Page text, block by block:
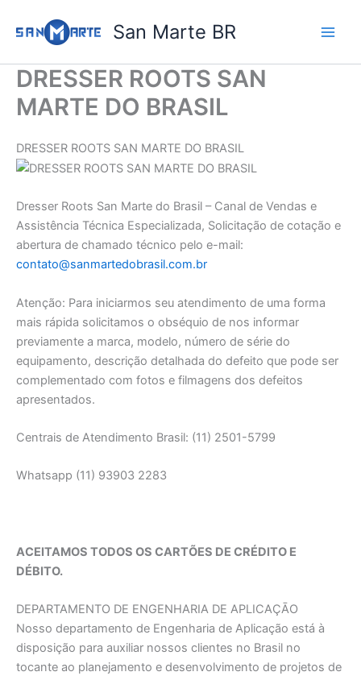
para
conteúdo
San Marte BR
DRESSER ROOTS SAN
MARTE DO BRASIL
DRESSER ROOTS SAN MARTE DO BRASIL
Dresser Roots San Marte do Brasil – Canal de Vendas e
Assistência Técnica Especializada, Solicitação de cotação e
abertura de chamado técnico pelo e-mail:
contato@sanmartedobrasil.com.br
Atenção: Para iniciarmos seu atendimento de uma forma
mais rápida solicitamos o obséquio de nos informar
previamente a marca, modelo, número de série do
equipamento, descrição detalhada do defeito que pode ser
complementado com fotos e filmagens dos defeitos
apresentados.
Centrais de Atendimento Brasil: (11) 2501-5799
Whatsapp (11) 93903 2283
ACEITAMOS TODOS OS CARTÕES DE CRÉDITO E
DÉBITO.
DEPARTAMENTO DE ENGENHARIA DE APLICAÇĀO
Nosso departamento de Engenharia de Aplicação está à
disposição para auxiliar nossos clientes no Brasil no
tocante ao planejamento e desenvolvimento de projetos de